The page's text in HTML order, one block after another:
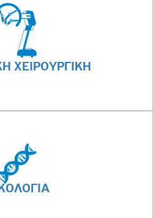
ΧΕΙΡΟΥΡΓΙΚΗ